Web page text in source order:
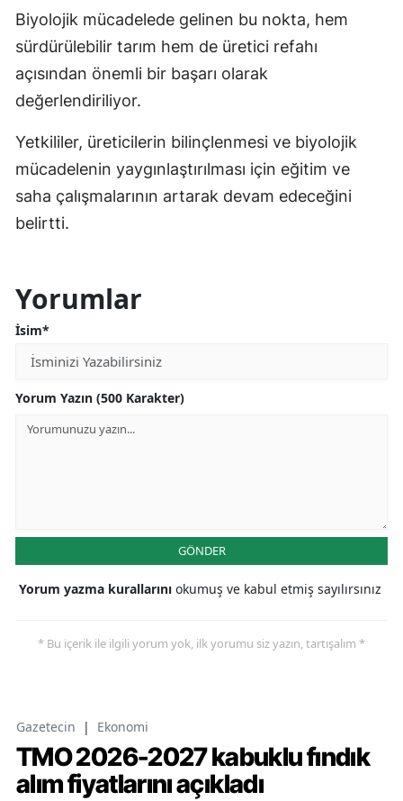
Biyolojik mücadelede gelinen bu nokta, hem
sürdürülebilir tarım hem de üretici refahı
açısından önemli bir başarı olarak
değerlendiriliyor.
Yetkililer, üreticilerin bilinçlenmesi ve biyolojik
mücadelenin yaygınlaştırılması için eğitim ve
saha çalışmalarının artarak devam edeceğini
belirtti.
Yorumlar
İsim*
Yorum Yazın (500 Karakter)
GÖNDER
Yorum yazma kurallarını okumuş ve kabul etmiş sayılırsınız
* Bu içerik ile ilgili yorum yok, ilk yorumu siz yazın, tartışalım *
Gazetecin | Ekonomi
TMO 2026-2027 kabuklu fındık
alım fiyatlarını açıkladı